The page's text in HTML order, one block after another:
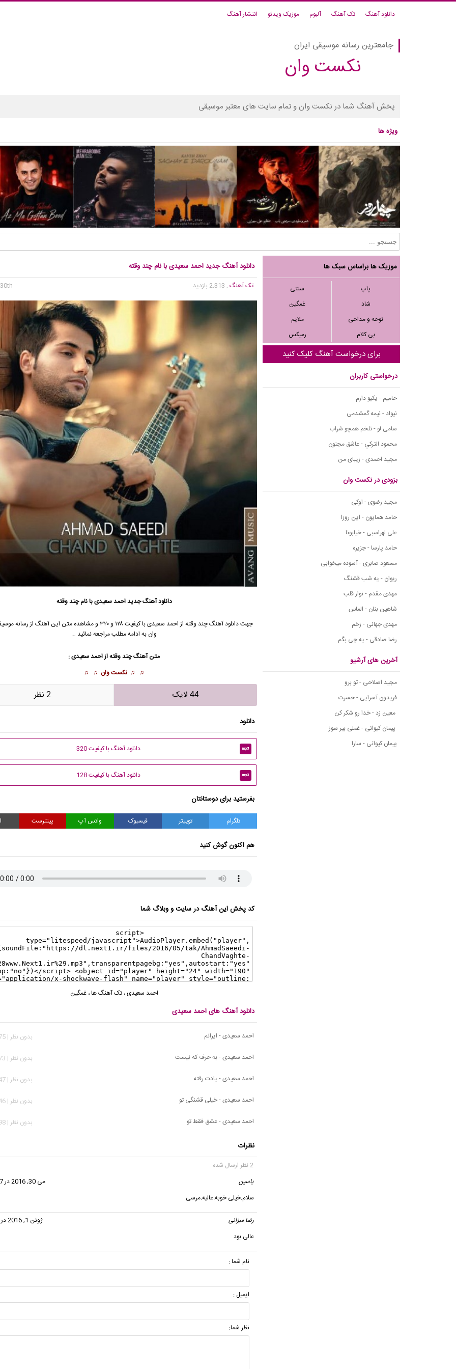
دانلود آهنگ تک آهنگ آلبوم موزیک ویدئو انتشار آهنگ
جامعترین رسانه موسیقی ایران
نکست وان
پخش آهنگ شما در نکست وان و تمام سایت های معتبر موسیقی
ویژه ها
موزیک ها براساس سبک ها
پاپ
سنتی
شاد
غمگین
نوحه و مداحی
ملایم
بی کلام
رمیکس
برای درخواست آهنگ کلیک کنید
درخواستی کاربران
حامیم - یکیو دارم
نیواد - نیمه گمشدمی
سامی لو - تلخم همچو شراب
محمود التركي - عاشق مجنون
مجید احمدی - زیبای من
بزودی در نکست وان
مجید رضوی - اوکی
حامد همایون - این روزا
علی لهراسبی - خیابونا
حامد پارسا - جزیره
مسعود صابری - آسوده میخوابی
ریوان - یه شب قشنگ
مهدی مقدم - نوار قلب
شاهین بنان - الماس
مهدی جهانی - زخم
رضا صادقی - یه چی بگم
آخرین های آرشیو
مجید اصلاحی - تو برو
فریدون آسرایی - حسرت
معین زد - خدا رو شکر کن
پیمان کیوانی - غملی بیر سوز
پیمان کیوانی - سارا
دانلود آهنگ جدید احمد سعیدی با نام چند وقته
تک آهنگ, 2,313 بازدید 30th می 2016
دانلود آهنگ جدیداحمد سعیدیبا نام چند وقته
جهت دانلود آهنگ چند وقته از احمد سعیدی
با کیفیت ۱۲۸ و ۳۲۰ و مشاهده متن این آهنگ از
وان به ادامه مطلب مراجعه نمائید …
متن آهنگ چند وقته ازاحمد سعیدی:
♫ ♫ نکست وان ♫ ♫
44 لایک 2 نظر
دانلود
mp3 دانلود آهنگ با کیفیت 320
mp3 دانلود آهنگ با کیفیت 128
بفرستید برای دوستانتان
تلگرام توییتر فیسبوک واتس آپ پینترست
هم اکنون گوش کنید
کد پخش این آهنگ در سایت و وبلاگ شما
احمد سعیدی،تک آهنگ ها،غمگین
دانلود آهنگ های احمد سعیدی
احمد سعیدی - ایرانم
بدون نظر | 2,675 بازدید
احمد سعیدی - به حرف که نیست
بدون نظر | 5,973 بازدید
احمد سعیدی - یادت رفته
بدون نظر | 1,547 بازدید
احمد سعیدی - خیلی قشنگی تو
بدون نظر | 5,346 بازدید
احمد سعیدی - عشق فقط تو
بدون نظر | 4,598 بازدید
نظرات
2 نظر ارسال شده
یاسین
می 30, 2016 در 11:37 ب.ظ
سلام.خیلی خوبه.عالیه.مرسی
رضا میزانی
ژوئن 1, 2016 در 7:20 ب.ظ
عالی بود
نام شما :
ایمیل :
نظر شما: